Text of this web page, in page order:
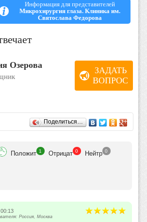
Информация для представителей
Микрохирургия глаза. Клиника им.
Святослава Федорова
Озерова
ЗАДАТЬ
ВОПРОС
Поделиться…
Положит 1 Отрицат 0 Нейтр 0
Россия, Москва